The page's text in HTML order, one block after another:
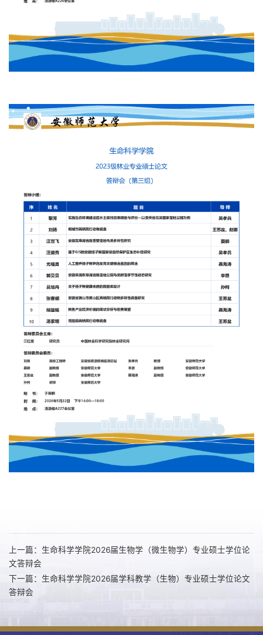
上一篇：生命科学学院2026届生物学（微生物学）专业硕士学位论
文答辩会
下一篇：生命科学学院2026届学科教学（生物）专业硕士学位论文
答辩会